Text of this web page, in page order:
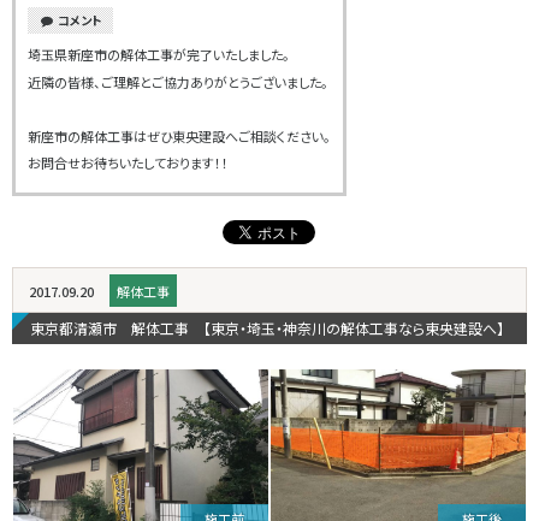
コメント
埼玉県新座市の解体工事が完了いたしました。
近隣の皆様、ご理解とご協力ありがとうございました。
新座市の解体工事はぜひ東央建設へご相談ください。
お問合せお待ちいたしております！！
2017.09.20 解体工事
東京都清瀬市 解体工事 【東京・埼玉・神奈川の解体工事なら東央建設へ】